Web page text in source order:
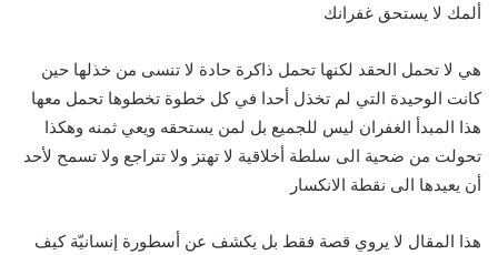
ألمك لا يستحق غفرانك
هي لا تحمل الحقد لكنها تحمل ذاكرة حادة لا تنسى من خذلها حين
كانت الوحيدة التي لم تخذل أحدا في كل خطوة تخطوها تحمل معها
هذا المبدأ الغفران ليس للجميع بل لمن يستحقه ويعي ثمنه وهكذا
تحولت من ضحية الى سلطة أخلاقية لا تهتز ولا تتراجع ولا تسمح لأحد
أن يعيدها الى نقطة الانكسار
هذا المقال لا يروي قصة فقط بل يكشف عن أسطورة إنسانيّة كيف